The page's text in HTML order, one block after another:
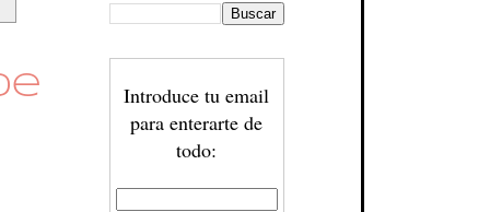
Introduce tu email
para enterarte de
todo: